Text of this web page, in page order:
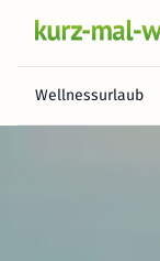
Wellnessurlaub